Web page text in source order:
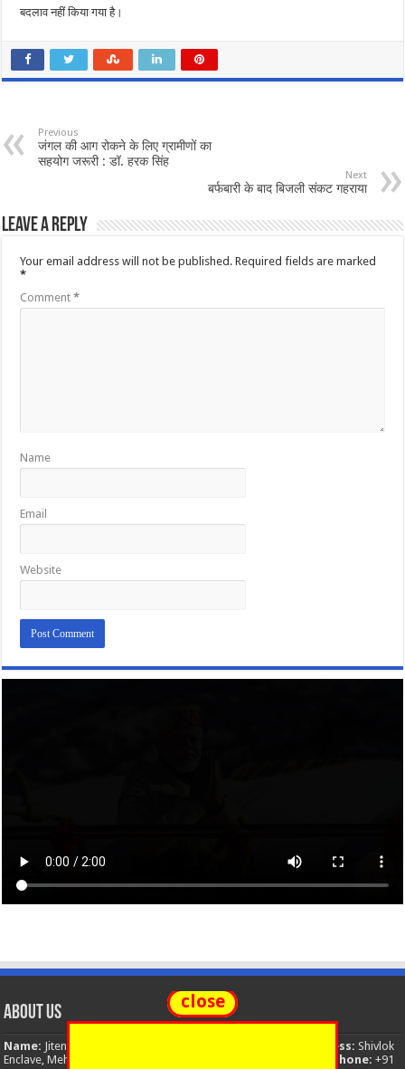
बदलाव नहीं किया गया है।
Previous
जंगल की आग रोकने के लिए ग्रामीणों का
सहयोग जरूरी : डॉ. हरक सिंह
Next
बर्फबारी के बाद बिजली संकट गहराया
Leave a Reply
Your email address will not be published. Required fields are marked
*
Comment*
Name
Email
Website
About Us
Name: Jitendra Singh Address: Shivlok
Enclave, Mehuwala Mafi, Dehradun, Uttarakhand, 248001, India
Phone: +91
close